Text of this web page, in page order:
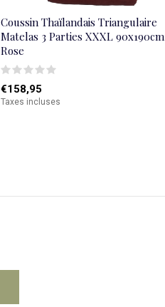
Coussin Thaïlandais Triangulaire
Matelas 3 Parties XXXL 90x190cm
Rose
€158,95
Taxes incluses